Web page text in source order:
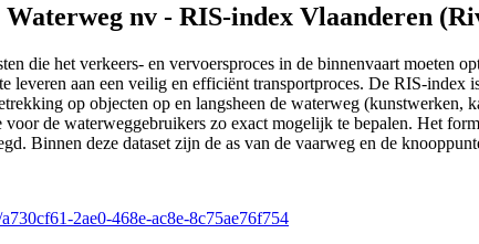
nv - RIS-index Vlaanderen
die het verkeers- en vervoersproces in de binnenvaart moeten
leveren aan een veilig en efficiënt transportproces. De RIS-
op objecten op en langsheen de waterweg (kunstwerken,
de waterweggebruikers zo exact mogelijk te bepalen. Het
Binnen deze dataset zijn de as van de vaarweg en de
2ae0-468e-ac8e-8c75ae76f754